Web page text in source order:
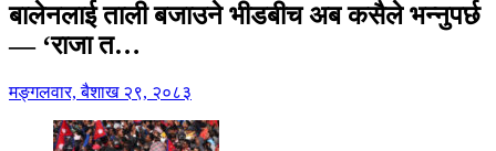
बालेनलाई ताली बजाउने भीडबीच अब कसैले भन्नुपर्छ
— ‘राजा त…
मङ्गलवार, बैशाख २९, २०८३